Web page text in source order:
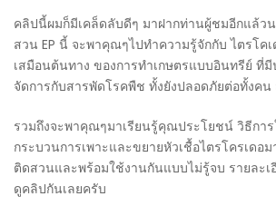
คลิปนี้ผมก็มีเคล็ดลับดีๆ มาฝากท่านผู้ชมอีกแล้ว
สวน EP นี้ จะพาคุณๆไปทำความรู้จักกับ ไตรโค
เสมือนต้นทาง ของการทำเกษตรแบบอินทรีย์ ที่
จัดการกับสารพัดโรคพืช ทั้งยังปลอดภัยต่อทั้งค
รวมถึงจะพาคุณๆมาเรียนรู้คุณประโยชน์ วิธีกา
กระบวนการเพาะและขยายหัวเชื้อไตรโครเดอ
ติดสวนและพร้อมใช้งานกันแบบไม่รู้จบ รายละเ
ดูคลิปกันเลยครับ